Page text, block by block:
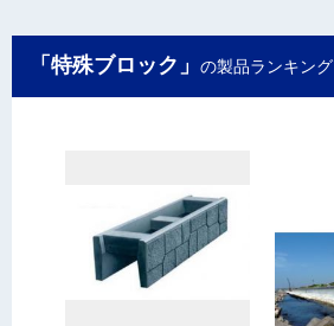
「特殊ブロック」 の製品ランキング